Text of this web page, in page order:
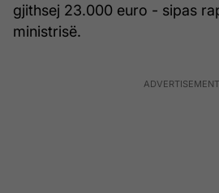
gjithsej 23.000 euro - sipas
ministrisë.